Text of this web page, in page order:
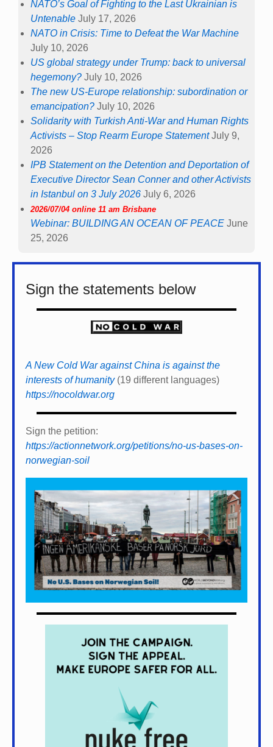
NATO’s Goal of Fighting to the Last Ukrainian is
Untenable July 17, 2026
NATO in Crisis: Time to Defeat the War Machine
July 10, 2026
US global strategy under Trump: back to universal
hegemony? July 10, 2026
The new US-Europe relationship: subordination or
emancipation? July 10, 2026
Solidarity with Turkish Anti-War and Human Rights
Activists – Stop Rearm Europe Statement July 9,
2026
IPB Statement on the Detention and Deportation of
Executive Director Sean Conner and other Activists
in Istanbul on 3 July 2026 July 6, 2026
2026/07/04 online 11 am Brisbane
Webinar: BUILDING AN OCEAN OF PEACE June
25, 2026
Sign the statements below
A New Cold War against China is against the
interests of humanity(19 different languages)
https://nocoldwar.org
Sign the petition:
https://actionnetwork.org/petitions/no-us-bases-on-
norwegian-soil